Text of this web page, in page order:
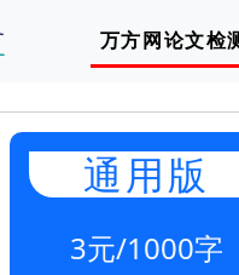
万方网论文检
通用版
3元/1000字